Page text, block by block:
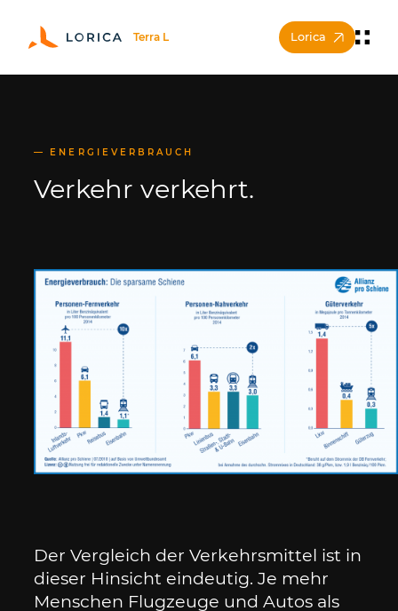
Lorica
ENERGIEVERBRAUCH
Verkehr verkehrt.
Der Vergleich der Verkehrsmittel ist in
dieser Hinsicht eindeutig. Je mehr
Menschen Flugzeuge und Autos als